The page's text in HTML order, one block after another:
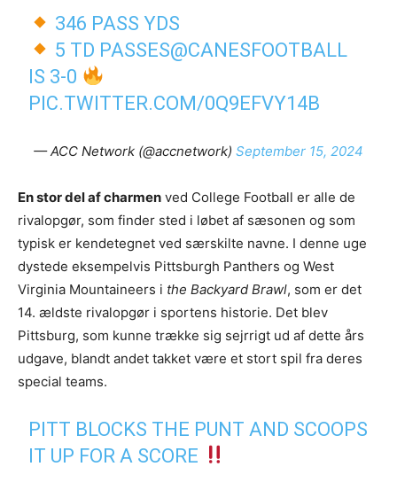
346 PASS YDS
5 TD PASSES@CANESFOOTBALL
IS 3-0
PIC.TWITTER.COM/0Q9EFVY14B
— ACC Network (@accnetwork) September 15, 2024
En stor del af charmen ved College Football er alle de
rivalopgør, som finder sted i løbet af sæsonen og som
typisk er kendetegnet ved særskilte navne. I denne uge
dystede eksempelvis Pittsburgh Panthers og West
Virginia Mountaineers i the Backyard Brawl, som er det
14. ældste rivalopgør i sportens historie. Det blev
Pittsburg, som kunne trække sig sejrrigt ud af dette års
udgave, blandt andet takket være et stort spil fra deres
special teams.
PITT BLOCKS THE PUNT AND SCOOPS
IT UP FOR A SCORE